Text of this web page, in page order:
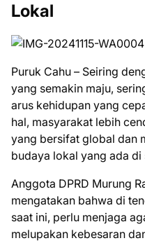
Lokal
Puruk Cahu – Seiring
yang semakin maju,
arus kehidupan yang
hal, masyarakat lebih
yang bersifat global dan
budaya lokal yang ada di
Anggota DPRD Murung
mengatakan bahwa di
saat ini, perlu menjaga
melupakan kebesaran